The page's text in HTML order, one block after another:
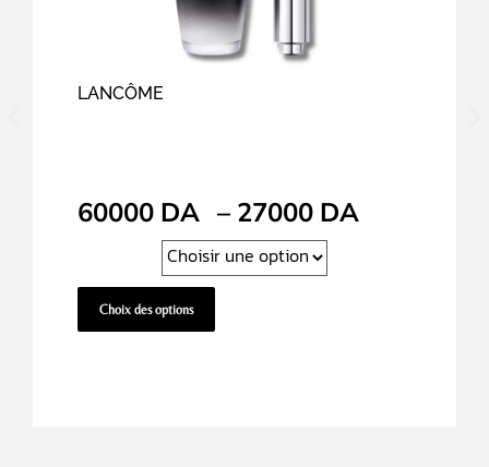
LANCÔME
27000 DA
–
60000 DA
Choix des options